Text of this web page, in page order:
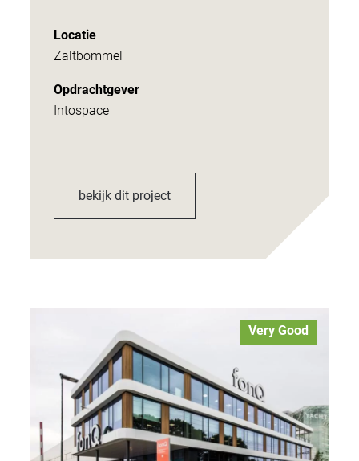
Locatie
Zaltbommel
Opdrachtgever
Intospace
bekijk dit project
Very Good